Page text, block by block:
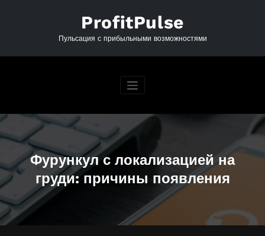
ProfitPulse
Пульсация с прибыльными возможностями
Фурункул с локализацией на
груди: причины появления